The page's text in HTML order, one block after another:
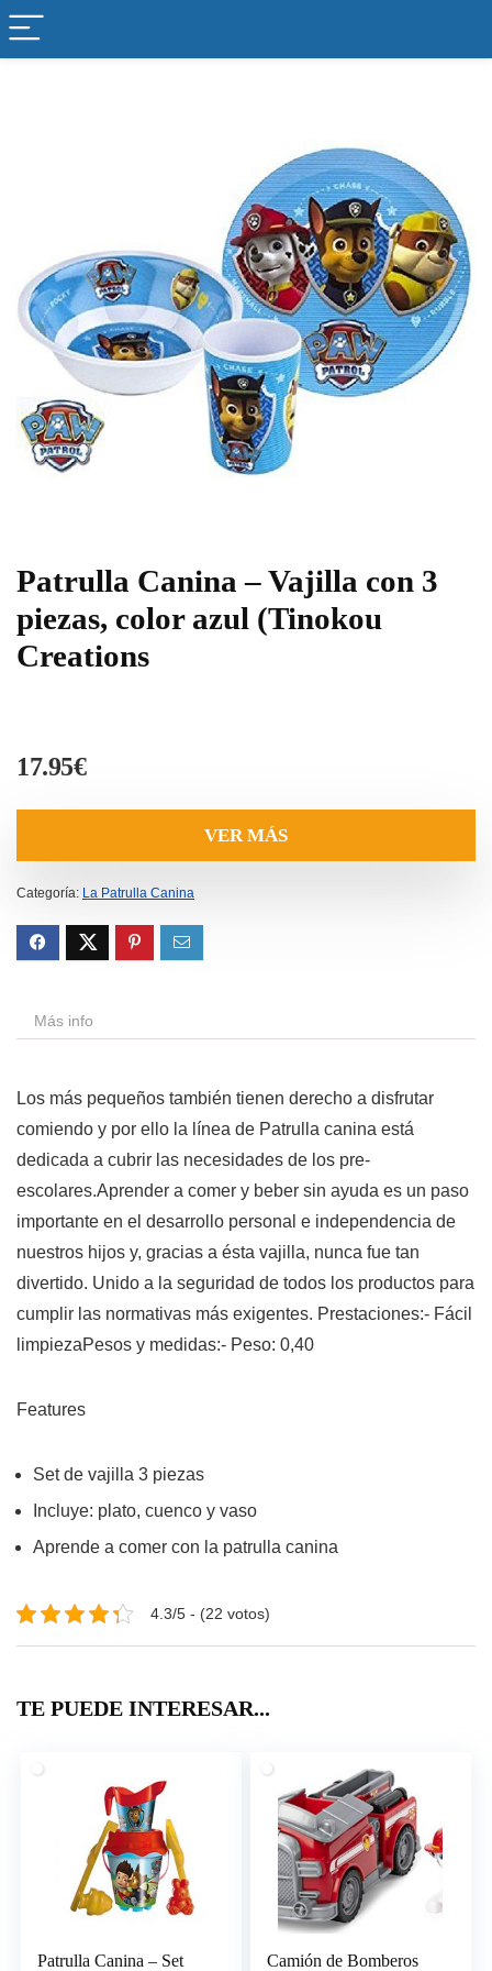
Patrulla Canina – Vajilla con 3
piezas, color azul (Tinokou
Creations
17.95€
VER MÁS
Categoría: La Patrulla Canina
Más info
Los más pequeños también tienen derecho a disfrutar
comiendo y por ello la línea de Patrulla canina está
dedicada a cubrir las necesidades de los pre-
escolares.Aprender a comer y beber sin ayuda es un paso
importante en el desarrollo personal e independencia de
nuestros hijos y, gracias a ésta vajilla, nunca fue tan
divertido. Unido a la seguridad de todos los productos para
cumplir las normativas más exigentes. Prestaciones:- Fácil
limpiezaPesos y medidas:- Peso: 0,40
Features
Set de vajilla 3 piezas
Incluye: plato, cuenco y vaso
Aprende a comer con la patrulla canina
4.3/5 - (22 votos)
TE PUEDE INTERESAR...
Patrulla Canina – Set Camión de Bomberos